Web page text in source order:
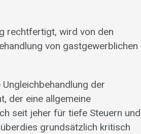
rechtfertigt, wird von den
von gastgewerblichen
der
der eine allgemeine
seit jeher für tiefe Steuern und
grundsätzlich kritisch